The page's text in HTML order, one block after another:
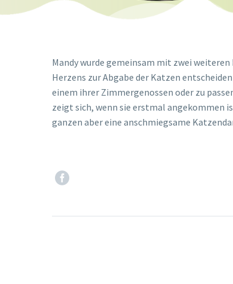
Mandy wurde gemeinsam mit zwei
Herzens zur Abgabe der Katzen
einem ihrer Zimmergenossen oder zu
zeigt sich, wenn sie erstmal angekommen
ganzen aber eine anschmiegsame